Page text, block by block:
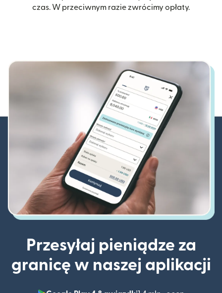
czas. W przeciwnym razie zwrócimy opłaty.
Przesyłaj pieniądze za
granicę w naszej aplikacji